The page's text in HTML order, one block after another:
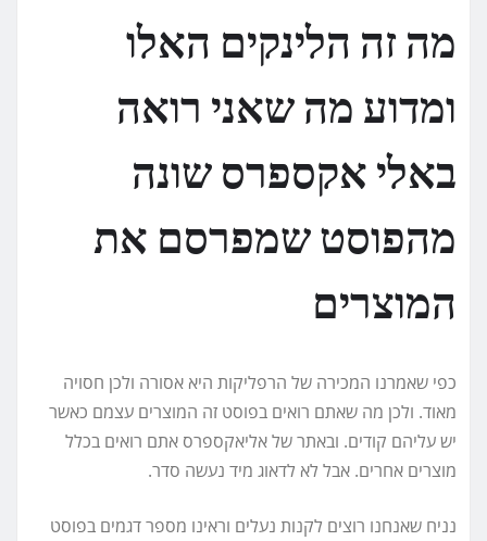
מה זה הלינקים האלו
ומדוע מה שאני רואה
באלי אקספרס שונה
מהפוסט שמפרסם את
המוצרים
כפי שאמרנו המכירה של הרפליקות היא אסורה ולכן חסויה
מאוד. ולכן מה שאתם רואים בפוסט זה המוצרים עצמם כאשר
יש עליהם קודים. ובאתר של אליאקספרס אתם רואים בכלל
מוצרים אחרים. אבל לא לדאוג מיד נעשה סדר.
נניח שאנחנו רוצים לקנות נעלים וראינו מספר דגמים בפוסט